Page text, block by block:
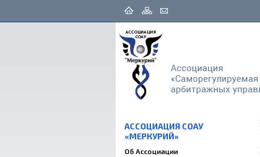
АССОЦИАЦИЯ СОАУ
«МЕРКУРИЙ»
Об Ассоциации